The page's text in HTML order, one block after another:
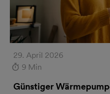
29. April 2026
9 Min
Günstiger